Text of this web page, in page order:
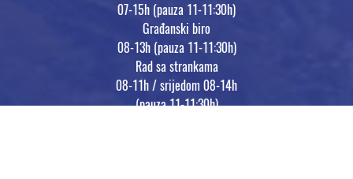
07-15h (pauza 11-11:30h)
Građanski biro
08-13h (pauza 11-11:30h)
Rad sa strankama
08-11h / srijedom 08-14h
(pauza 11-11:30h)